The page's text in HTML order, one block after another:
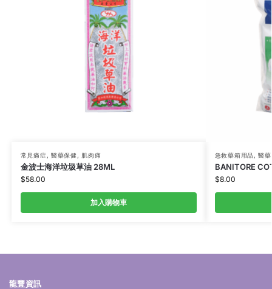
常見痛症, 醫藥保健, 肌肉痛
金波士海洋垃圾草油 28ML
$58.00
加入購物車
急救藥箱用品,醫
BANITORE
$8.00
龍豐資訊